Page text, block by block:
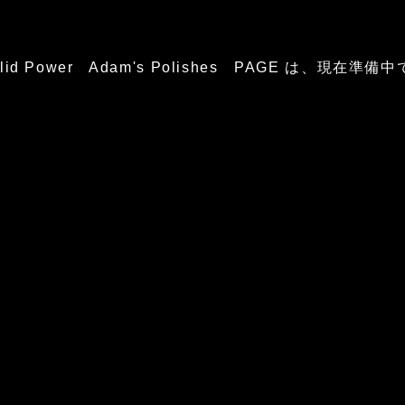
Power Adam's Polishes PAGE は、現在準備中